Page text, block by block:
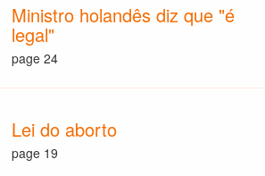
Ministro holandês diz que "é
legal"
page 24
Lei do aborto
page 19